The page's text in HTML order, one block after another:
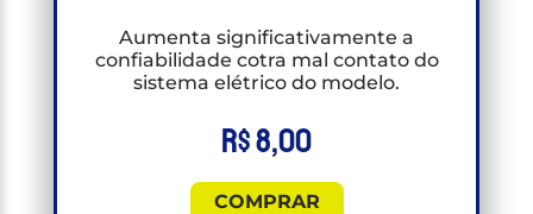
Aumenta significativamente a
confiabilidade cotra mal contato do
sistema elétrico do modelo.
R$8,00
COMPRAR